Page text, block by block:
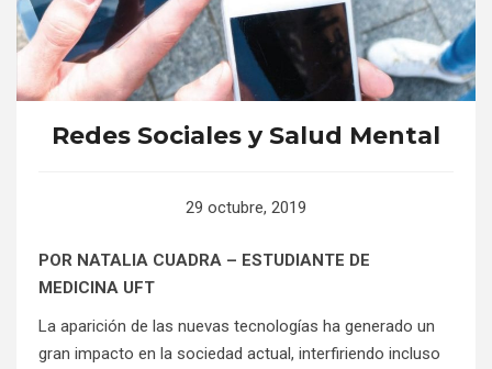
Redes Sociales y Salud Mental
29 octubre, 2019
POR NATALIA CUADRA – ESTUDIANTE DE
MEDICINA UFT
La aparición de las nuevas tecnologías ha generado un
gran impacto en la sociedad actual, interfiriendo incluso